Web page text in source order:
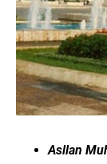
Asllan